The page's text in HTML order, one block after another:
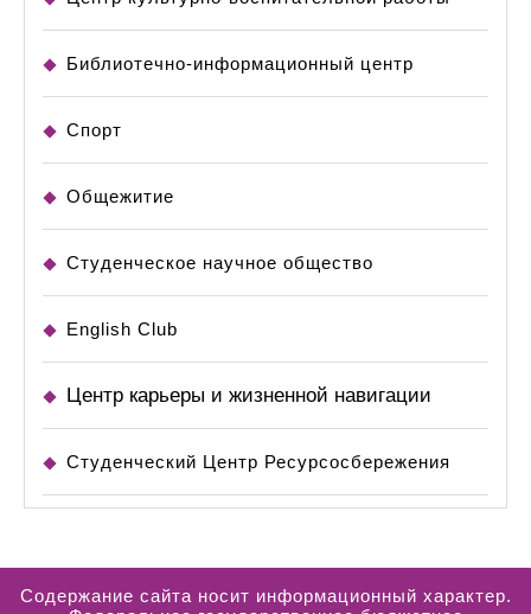
Библиотечно-информационный центр
Спорт
Общежитие
Студенческое научное общество
English Club
Центр карьеры и жизненной навигации
Студенческий Центр Ресурсосбережения
Содержание сайта носит информационный характер.